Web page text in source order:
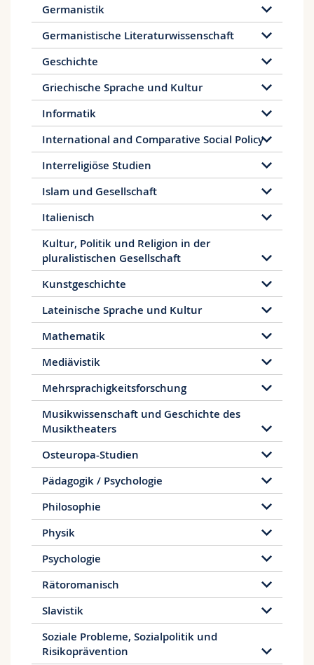
Germanistik
Germanistische Literaturwissenschaft
Geschichte
Griechische Sprache und Kultur
Informatik
International and Comparative Social Policy
Interreligiöse Studien
Islam und Gesellschaft
Italienisch
Kultur, Politik und Religion in der
pluralistischen Gesellschaft
Kunstgeschichte
Lateinische Sprache und Kultur
Mathematik
Mediävistik
Mehrsprachigkeitsforschung
Musikwissenschaft und Geschichte des
Musiktheaters
Osteuropa-Studien
Pädagogik / Psychologie
Philosophie
Physik
Psychologie
Rätoromanisch
Slavistik
Soziale Probleme, Sozialpolitik und
Risikoprävention